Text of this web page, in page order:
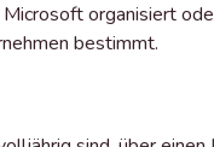
organisiert
bestimmt.